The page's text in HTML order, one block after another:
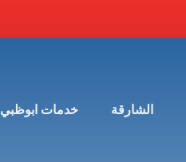
الشارقة خدمات ابوظبي